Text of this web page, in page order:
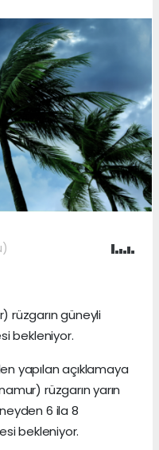
rüzgarın güneyli
bekleniyor.
yapılan açıklamaya
rüzgarın yarın
6 ila 8
bekleniyor.